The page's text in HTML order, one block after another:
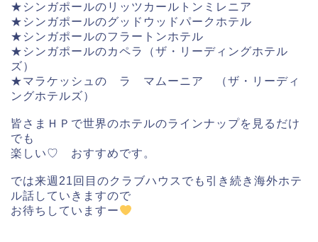
★シンガポールのリッツカールトンミレニア
★シンガポールのグッドウッドパークホテル
★シンガポールのフラートンホテル
★シンガポールのカペラ（ザ・リーディングホテル
ズ）
★マラケッシュの ラ マムーニア （ザ・リーディ
ングホテルズ）
皆さまＨＰで世界のホテルのラインナップを見るだけ
でも
楽しい♡ おすすめです。
では来週21回目のクラブハウスでも引き続き海外ホテ
ル話していきますので
お待ちしていますー